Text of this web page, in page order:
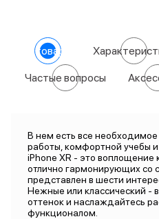
О товаре
Частые вопросы
В нем есть все
работы, комфортной учебы и
iPhone XR - это воплощение
отлично гармонирующих со
представлен в шести
Нежные или классический -
оттенок и наслаждайтесь
функционалом.